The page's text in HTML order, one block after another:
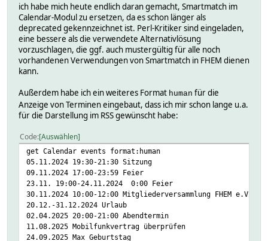
ich habe mich heute endlich daran gemacht, Smartmatch im
Calendar-Modul zu ersetzen, da es schon länger als
deprecated gekennzeichnet ist. Perl-Kritiker sind eingeladen,
eine bessere als die verwendete Alternativlösung
vorzuschlagen, die ggf. auch mustergültig für alle noch
vorhandenen Verwendungen von Smartmatch in FHEM dienen
kann.
Außerdem habe ich ein weiteres Format human für die
Anzeige von Terminen eingebaut, dass ich mir schon lange u.a.
für die Darstellung im RSS gewünscht habe:
Code Auswählen
get Calendar events format:human
05.11.2024 19:30-21:30 Sitzung
09.11.2024 17:00-23:59 Feier
23.11. 19:00-24.11.2024 0:00 Feier
30.11.2024 10:00-12:00 Mitgliederversammlung FHEM e.V.
20.12.-31.12.2024 Urlaub
02.04.2025 20:00-21:00 Abendtermin
11.08.2025 Mobilfunkvertrag überprüfen
24.09.2025 Max Geburtstag